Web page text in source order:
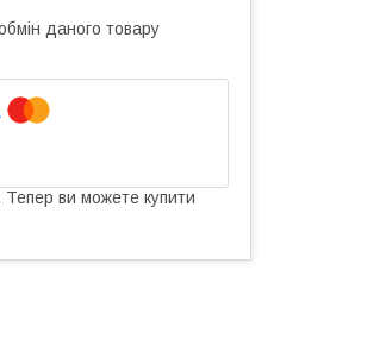
даного товару
Тепер ви можете купити